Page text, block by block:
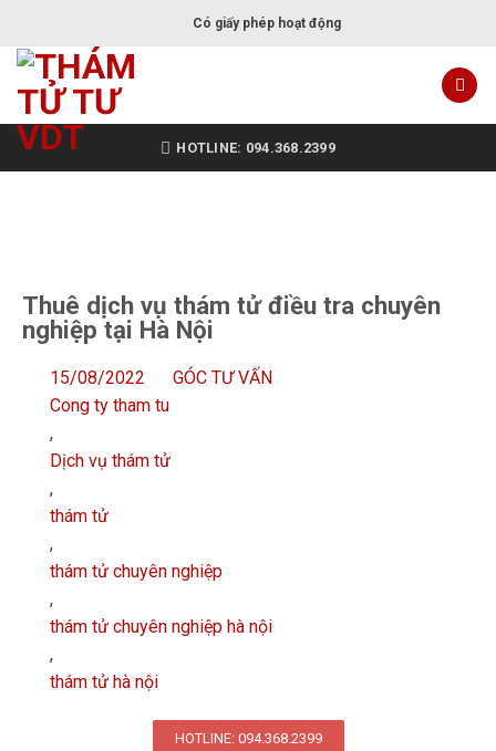
Có giấy phép hoạt động
HOTLINE: 094.368.2399
Thuê dịch vụ thám tử điều tra chuyên
nghiệp tại Hà Nội
15/08/2022
GÓC TƯ VẤN
Cong ty tham tu
,
Dịch vụ thám tử
,
thám tử
,
thám tử chuyên nghiệp
,
thám tử chuyên nghiệp hà nội
,
thám tử hà nội
HOTLINE: 094.368.2399